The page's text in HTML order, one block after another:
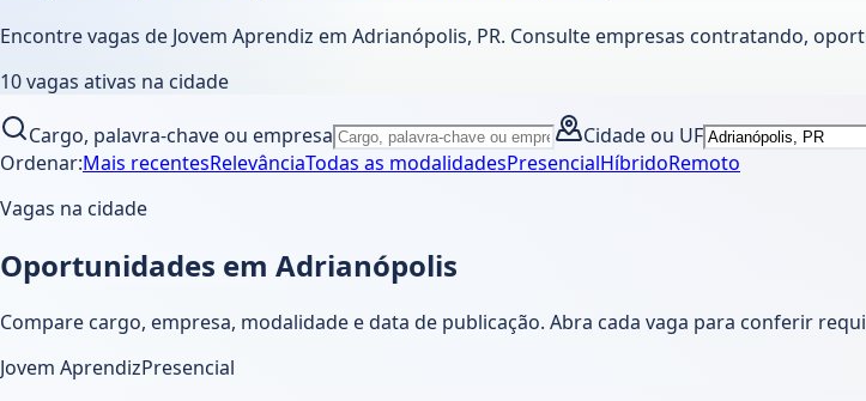
Encontre vagas de Jovem Aprendiz em Adrianópolis, PR. Consulte empresas contratando,
10vagas ativas na cidade
Cargo, palavra-chave ou empresa Cidade ou UF
Ordenar:Mais recentesRelevânciaTodas as modalidadesPresencialHíbridoRemoto
Vagas na cidade
Oportunidades em Adrianópolis
Compare cargo, empresa, modalidade e data de publicação. Abra cada vaga para conferir
Jovem AprendizPresencial